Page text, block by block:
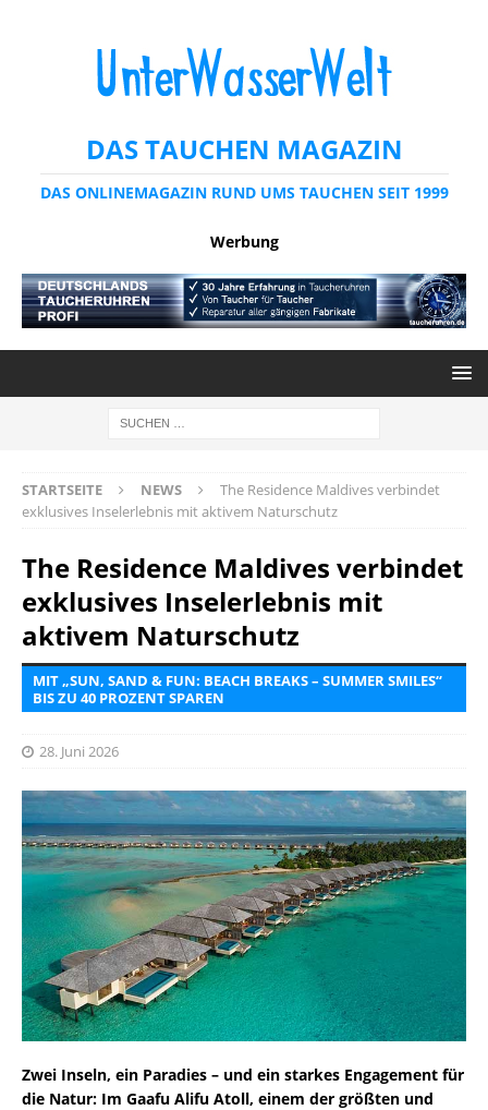
DAS TAUCHEN MAGAZIN
DAS ONLINEMAGAZIN RUND UMS TAUCHEN SEIT 1999
Werbung
STARTSEITE NEWS
The Residence Maldives verbindet
exklusives Inselerlebnis mit aktivem Naturschutz
The Residence Maldives verbindet
exklusives Inselerlebnis mit
aktivem Naturschutz
MIT „SUN, SAND & FUN: BEACH BREAKS – SUMMER SMILES“
BIS ZU 40 PROZENT SPAREN
28. Juni 2026
Zwei Inseln, ein Paradies – und ein starkes Engagement für
die Natur: Im Gaafu Alifu Atoll, einem der größten und